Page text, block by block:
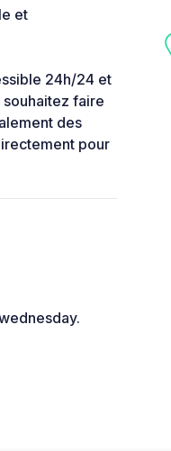
et
24h/24 et
faire
des
pour